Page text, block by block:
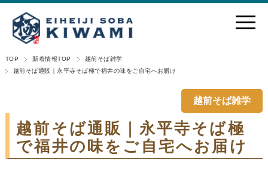
TOP 新着情報TOP
越前そば雑学
越前そば通販｜永平寺そば極で福井の味をご自宅へお届け
越前そば雑学
越前そば通販｜永平寺そば極
で福井の味をご自宅へお届け